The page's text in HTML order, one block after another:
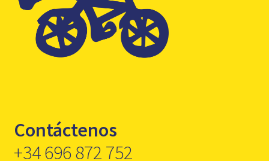
Contáctenos
+34 696 872 752